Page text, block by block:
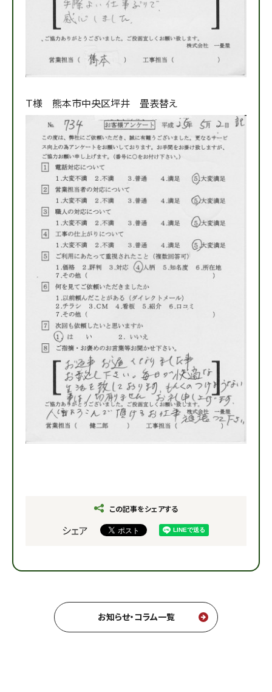
Ｔ様 熊本市中央区坪井 畳表替え
この記事をシェアする
シェア
お知らせ・コラム一覧